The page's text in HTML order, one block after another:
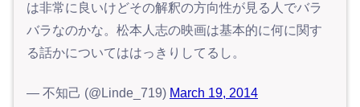
は非常に良いけどその解釈の方向性が見る人でバラ
バラなのかな。松本人志の映画は基本的に何に関す
る話かについてははっきりしてるし。
— 不知己 (@Linde_719) March 19, 2014